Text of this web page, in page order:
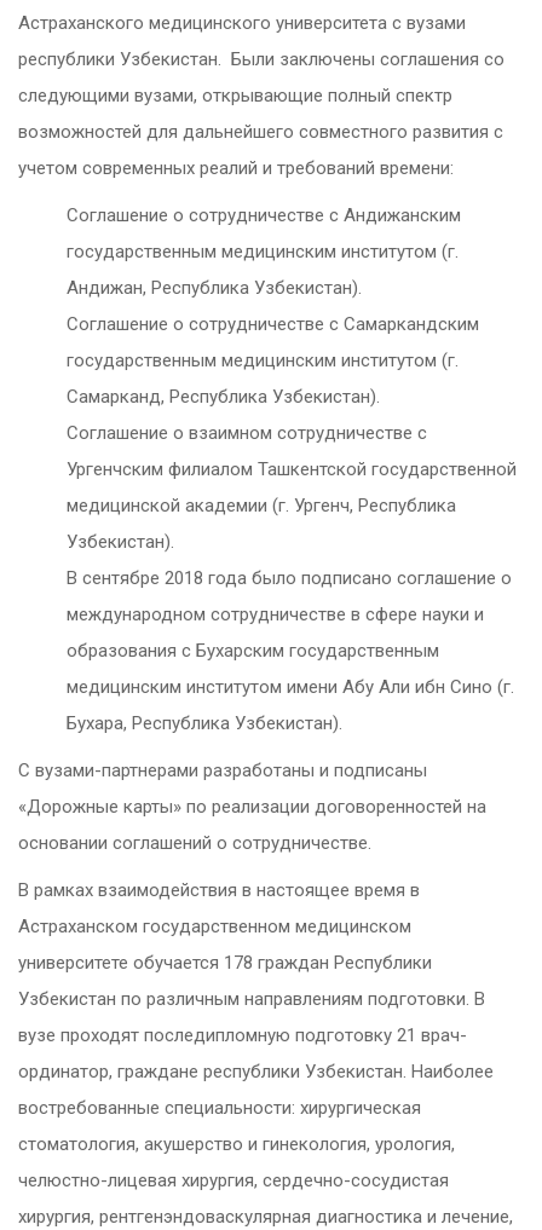
Астраханского медицинского университета с вузами
республики Узбекистан. Были заключены соглашения со
следующими вузами, открывающие полный спектр
возможностей для дальнейшего совместного развития с
учетом современных реалий и требований времени:
Соглашение о сотрудничестве с Андижанским
государственным медицинским институтом (г.
Андижан, Республика Узбекистан).
Соглашение о сотрудничестве с Самаркандским
государственным медицинским институтом (г.
Самарканд, Республика Узбекистан).
Соглашение о взаимном сотрудничестве с
Ургенчским филиалом Ташкентской государственной
медицинской академии (г. Ургенч, Республика
Узбекистан).
В сентябре 2018 года было подписано соглашение о
международном сотрудничестве в сфере науки и
образования с Бухарским государственным
медицинским институтом имени Абу Али ибн Сино (г.
Бухара, Республика Узбекистан).
С вузами-партнерами разработаны и подписаны
«Дорожные карты» по реализации договоренностей на
основании соглашений о сотрудничестве.
В рамках взаимодействия в настоящее время в
Астраханском государственном медицинском
университете обучается 178 граждан Республики
Узбекистан по различным направлениям подготовки. В
вузе проходят последипломную подготовку 21 врач-
ординатор, граждане республики Узбекистан. Наиболее
востребованные специальности: хирургическая
стоматология, акушерство и гинекология, урология,
челюстно-лицевая хирургия, сердечно-сосудистая
хирургия, рентгенэндоваскулярная диагностика и лечение,